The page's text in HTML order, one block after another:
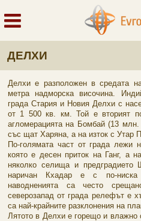
ДЕЛХИ
Делхи е разположен в средата
метра надморска височина.
града Стария и Новия Делхи с
от 1 500 кв. км. Той е вторият
агломерацията на Бомбай (13
със щат Харяна, а на изток с Утар
По-голямата част от града лежи
която е десен приток на Ганг, а
няколко селища и предградието
наричан Кхадар е с по-
наводненията са често
северозапад от града релефът е
са най-крайните разклонения на
Лятото в Делхи е горещо и влажно